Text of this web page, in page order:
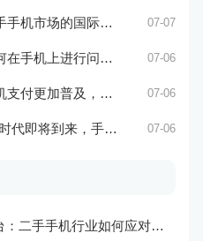
际化发展和拓展海外市场 07-07
上进行问卷调查？ 07-06
，移动支付将成为主流 07-06
机市场面临新机遇与挑战 07-06
忠机者手机专卖平台：二手手机行业如何应对新消费升级的趋势